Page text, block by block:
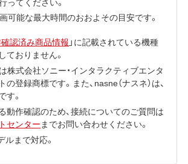
可能な最大時間のおおよその目安です。
認済み商品情報」に記載されている機種
ておりません。
株式会社ソニー・インタラクティブエンタ
登録商標です。また、nasne（ナスネ）は、
す。
動作確認のため、接続についてのご質問は
センターまでお問い合わせください。
まで対応。